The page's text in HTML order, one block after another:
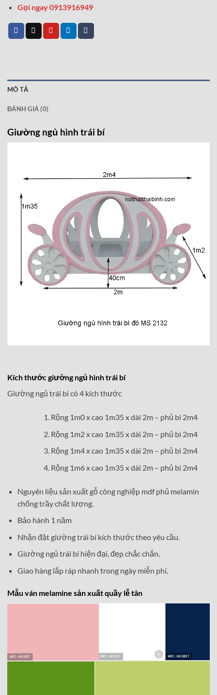
Gọi ngay 0913916949
MÔ TẢ
ĐÁNH GIÁ (0)
Giường ngủ hình trái bí
Kích thước giường ngủ hình trái bí
Giường ngủ trái bí có 4 kích thước
Rộng 1m0 x cao 1m35 x dài 2m – phủ bì 2m4
Rộng 1m2 x cao 1m35 x dài 2m – phủ bì 2m4
Rộng 1m4 x cao 1m35 x dài 2m – phủ bì 2m4
Rộng 1m6 x cao 1m35 x dài 2m – phủ bì 2m4
Nguyên liệu sản xuất gỗ công nghiệp mdf phủ melamin
chống trầy chất lượng.
Bảo hành 1 năm
Nhận đặt giường trái bí kích thước theo yêu cầu.
Giường ngủ trái bí hiện đại, đẹp chắc chắn.
Giao hàng lắp ráp nhanh trong ngày miễn phí.
Mẫu ván melamine sản xuất quầy lễ tân